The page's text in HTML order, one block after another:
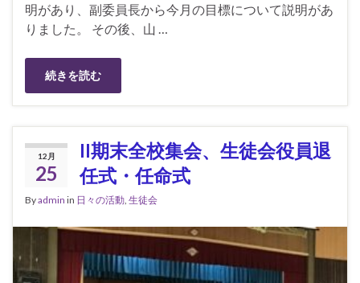
明があり、副委員長から今月の目標について説明があ
りました。 その後、山 …
続きを読む
12月
25
II期末全校集会、生徒会役員退
任式・任命式
Byadmin in 日々の活動 生徒会